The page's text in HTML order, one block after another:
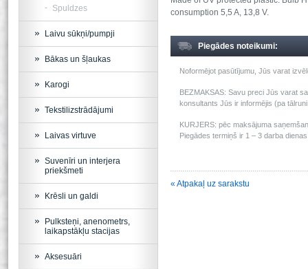
consumption 5,5 A, 13,8 V.
Piegādes noteikumi:
Noformējot pasūtījumu, Jūs varat
BEZMAKSAS: Savu preci Jūs varat
konsultants Jūs ir informējis (pa
KURJERS: pēc maksājuma
Piegādes termiņš ir 1 – 3 darba
« Atpakaļ uz sarakstu
Spuldzes
Laivu sūkņi/pumpji
Bākas un šļaukas
Karogi
Tekstilizstrādājumi
Laivas virtuve
Suvenīri un interjera
priekšmeti
Krēsli un galdi
Pulksteņi, anenometrs,
laikapstākļu stacijas
Aksesuāri